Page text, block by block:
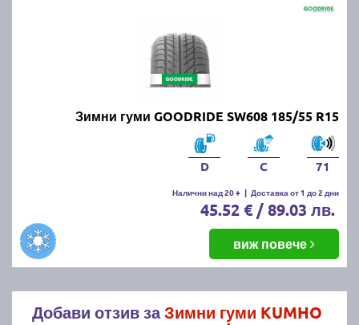
Зимни гуми GOODRIDE SW608 185/55 R15
D C 71
Налични над 20 + | Доставка от 1 до 2 дни
45.52 € / 89.03 лв.
виж повече
Добави отзив заЗимни гуми KUMHO